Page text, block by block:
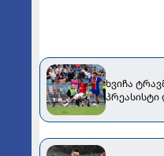
ხვიჩა
პრეასისტი